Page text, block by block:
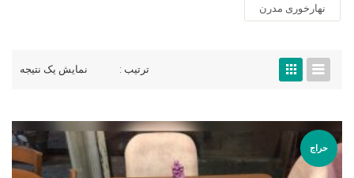
نهارخوری مدرن
نمایش یک نتیجه ترتیب :
حراج